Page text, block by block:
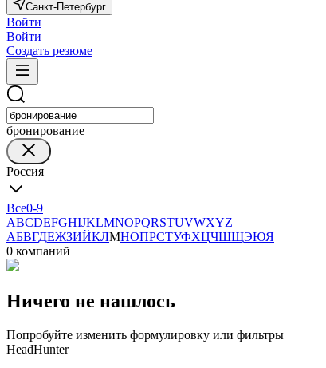
Санкт-Петербург
Войти
Войти
Создать резюме
бронирование
Россия
Все0-9
ABCDEFGHIJKLMNOPQRSTUVWXYZ
АБВГДЕЖЗИЙКЛМНОПРСТУФХЦЧШЩЭЮЯ
0 компаний
Ничего не нашлось
Попробуйте изменить формулировку или фильтры
HeadHunter